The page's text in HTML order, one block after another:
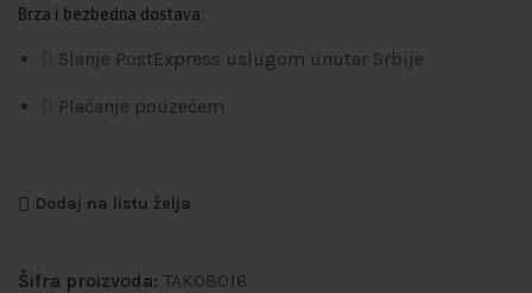
Brza i bezbedna dostava:
Slanje PostExpress uslugom unutar Srbije
Plaćanje pouzećem
Dodaj na listu želja
Šifra proizvoda: TAKO8016